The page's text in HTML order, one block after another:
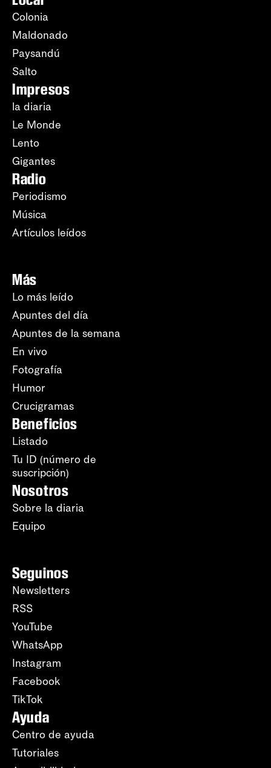
Colonia
Maldonado
Paysandú
Salto
Impresos
la diaria
Le Monde
Lento
Gigantes
Radio
Periodismo
Música
Artículos leídos
Más
Lo más leído
Apuntes del día
Apuntes de la semana
En vivo
Fotografía
Humor
Crucigramas
Beneficios
Listado
Tu ID (número de
suscripción)
Nosotros
Sobre la diaria
Equipo
Seguinos
Newsletters
RSS
YouTube
WhatsApp
Instagram
Facebook
TikTok
Ayuda
Centro de ayuda
Tutoriales